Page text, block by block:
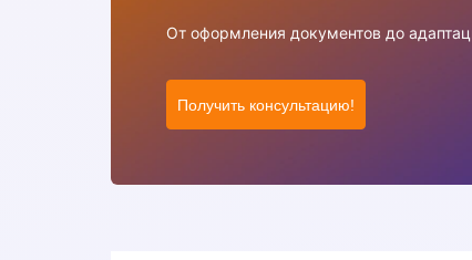
От оформления документов до
Получить консультацию!